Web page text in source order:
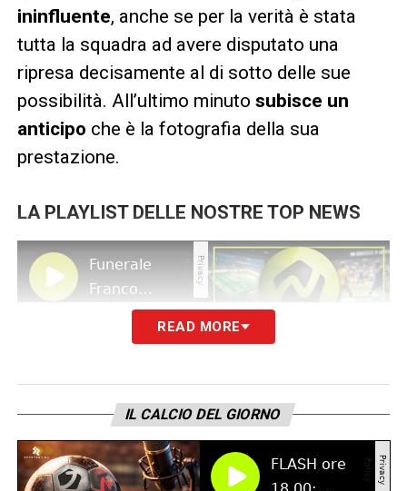
ininfluente, anche se per la verità è stata
tutta la squadra ad avere disputato una
ripresa decisamente al di sotto delle sue
possibilità. All’ultimo minuto subisce un
anticipo che è la fotografia della sua
prestazione.
LA PLAYLIST DELLE NOSTRE TOP NEWS
READ MORE
IL CALCIO DEL GIORNO